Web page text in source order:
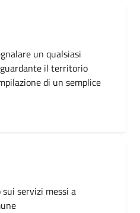
un qualsiasi
il territorio
di un semplice
servizi messi a